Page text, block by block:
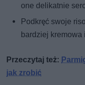
one delikatnie
Podkręć swoje
bardziej kremowa
Przeczytaj też:
jak zrobić